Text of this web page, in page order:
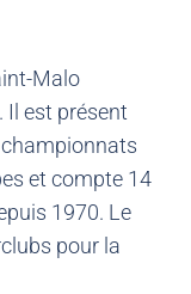
Malo
Il est présent
et compte 14
1970. Le
pour la